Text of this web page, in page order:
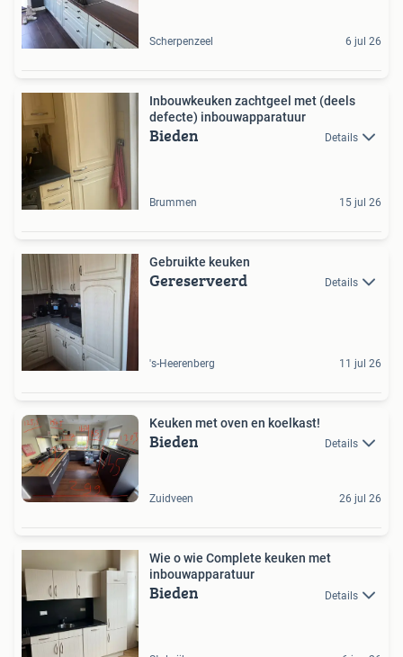
Scherpenzeel 6 jul 26
Inbouwkeuken zachtgeel met (deels
defecte) inbouwapparatuur
Bieden Details
Brummen 15 jul 26
Gebruikte keuken
Gereserveerd Details
's-Heerenberg 11 jul 26
Keuken met oven en koelkast!
Bieden Details
Zuidveen 26 jul 26
Wie o wie Complete keuken met
inbouwapparatuur
Bieden Details